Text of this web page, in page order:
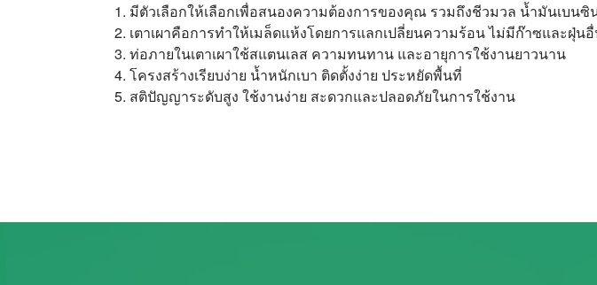
มีตัวเลือกให้เลือกเพื่อสนองความต้องการของคุณ รวมถึงชีวมวล น้ำมันเบนซิ
เตาเผาคือการทำให้เมล็ดแห้งโดยการแลกเปลี่ยนความร้อน ไม่มีก๊าซและฝุ่น
ท่อภายในเตาเผาใช้สแตนเลส ความทนทาน และอายุการใช้งานยาวนาน
โครงสร้างเรียบง่าย น้ำหนักเบา ติดตั้งง่าย ประหยัดพื้นที่
สติปัญญาระดับสูง ใช้งานง่าย สะดวกและปลอดภัยในการใช้งาน